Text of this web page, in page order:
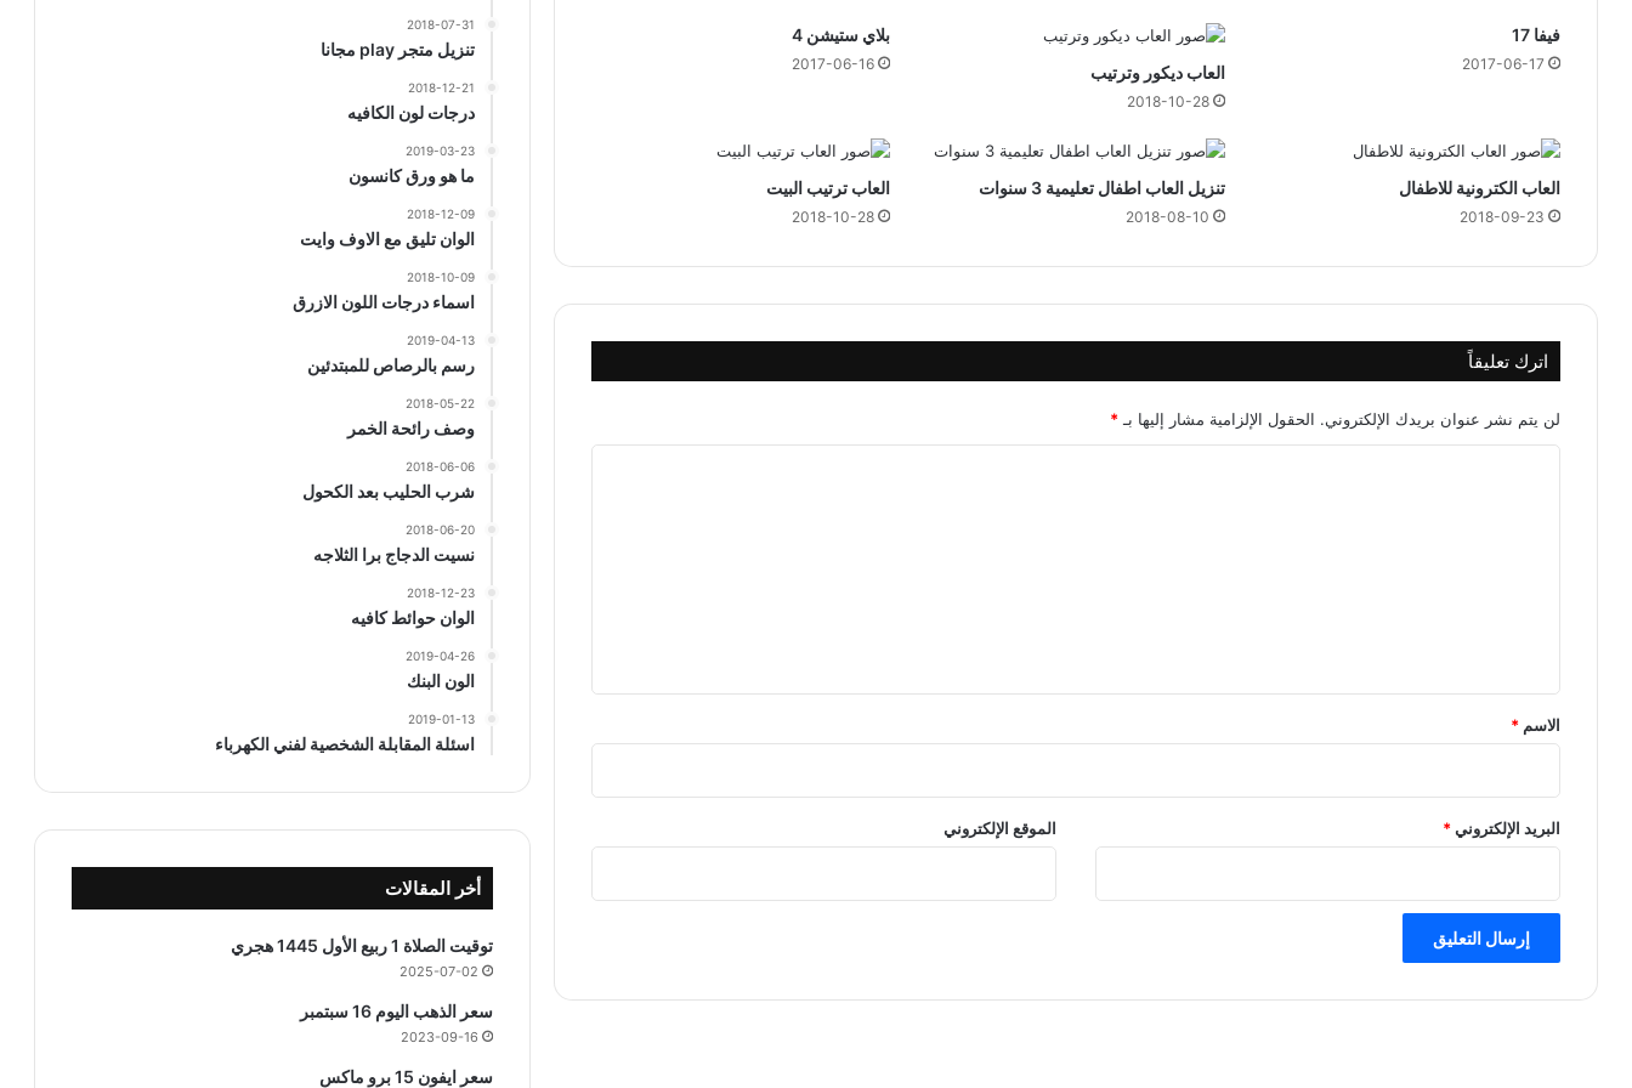
d
e
y
فيفا 17
2017-06-17 العاب ديكور وترتيب
2018-10-28
بلاي ستيشن 4
2017-06-16
العاب الكترونية للاطفال
2018-09-23
تنزيل العاب اطفال تعليمية 3 سنوات
2018-08-10
العاب ترتيب البيت
2018-10-28
اترك تعليقاً
لن يتم نشر عنوان بريدك الإلكتروني. الحقول الإلزامية مشار إليها بـ*
*
الاسم*
البريد الإلكتروني* الموقع الإلكتروني
2018-07-31
تنزيل متجر play مجانا
2018-12-21
درجات لون الكافيه
2019-03-23
ما هو ورق كانسون
2018-12-09
الوان تليق مع الاوف وايت
2018-10-09
اسماء درجات اللون الازرق
2019-04-13
رسم بالرصاص للمبتدئين
2018-05-22
وصف رائحة الخمر
2018-06-06
شرب الحليب بعد الكحول
2018-06-20
نسيت الدجاج برا الثلاجه
2018-12-23
الوان حوائط كافيه
2019-04-26
الون البنك
2019-01-13
اسئلة المقابلة الشخصية لفني الكهرباء
أخر المقالات
توقيت الصلاة 1 ربيع الأول 1445 هجري
2025-07-02
سعر الذهب اليوم 16 سبتمبر
2023-09-16
سعر ايفون 15 برو ماكس